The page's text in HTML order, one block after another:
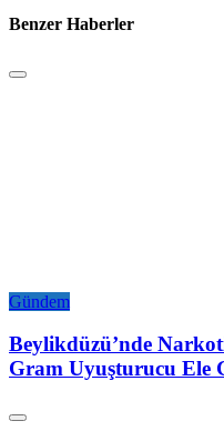
Benzer Haberler
Gündem
Beylikdüzü’nde
Gram Uyuşturucu Ele